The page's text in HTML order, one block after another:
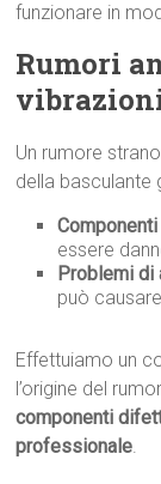
funzionare in
Rumori
Un rumore
della basculante
essere
Problemi di
può
Effettuiamo un
l’origine del
componenti
professionale.